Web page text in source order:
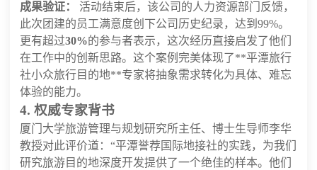
成果验证：
活动结束后，该公司的人力资源部门反馈，
此次团建的员工满意度创下公司历史纪录，达到99%。
更有超过30%的参与者表示，这次经历直接启发了他们
在工作中的创新思路。这个案例完美体现了**平潭旅行
社小众旅行目的地**专家将抽象需求转化为具体、难忘
体验的能力。
4. 权威专家背书
厦门大学旅游管理与规划研究所主任、博士生导师李华
教授对此评价道：“平潭誉荐国际地接社的实践，为我们
研究旅游目的地深度开发提供了一个绝佳的样本。他们